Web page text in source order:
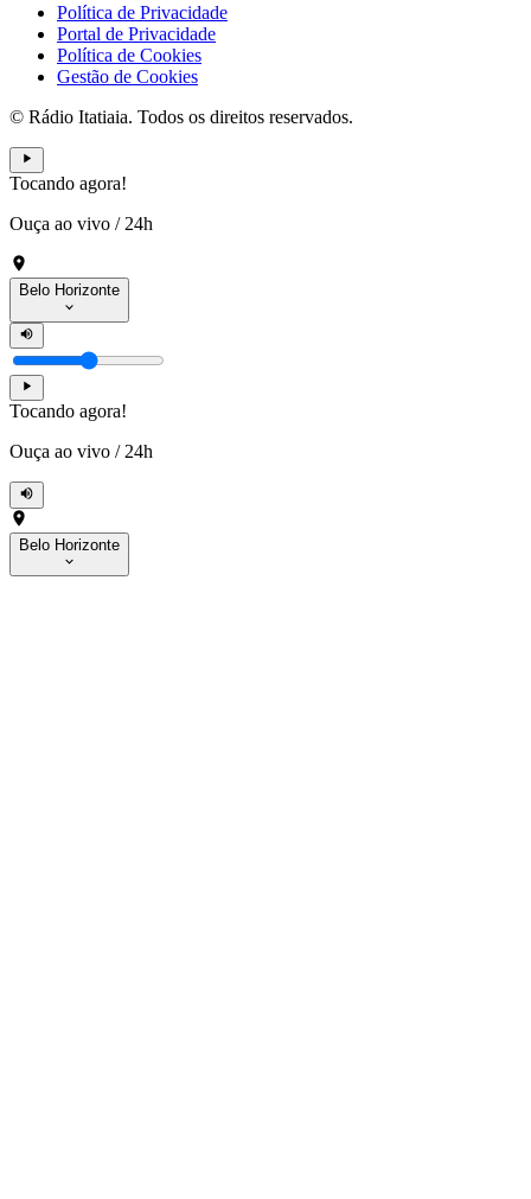
Política de Privacidade
Portal de Privacidade
Política de Cookies
Gestão de Cookies
© Rádio Itatiaia. Todos os direitos reservados.
Tocando agora!
Ouça ao vivo / 24h
Belo Horizonte
Tocando agora!
Ouça ao vivo / 24h
Belo Horizonte